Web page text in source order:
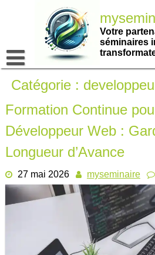
Votre
séminaires
Catégorie :
Formation Continue
Développeur Web :
Longueur d’Avance
27 mai 2026 myseminaire